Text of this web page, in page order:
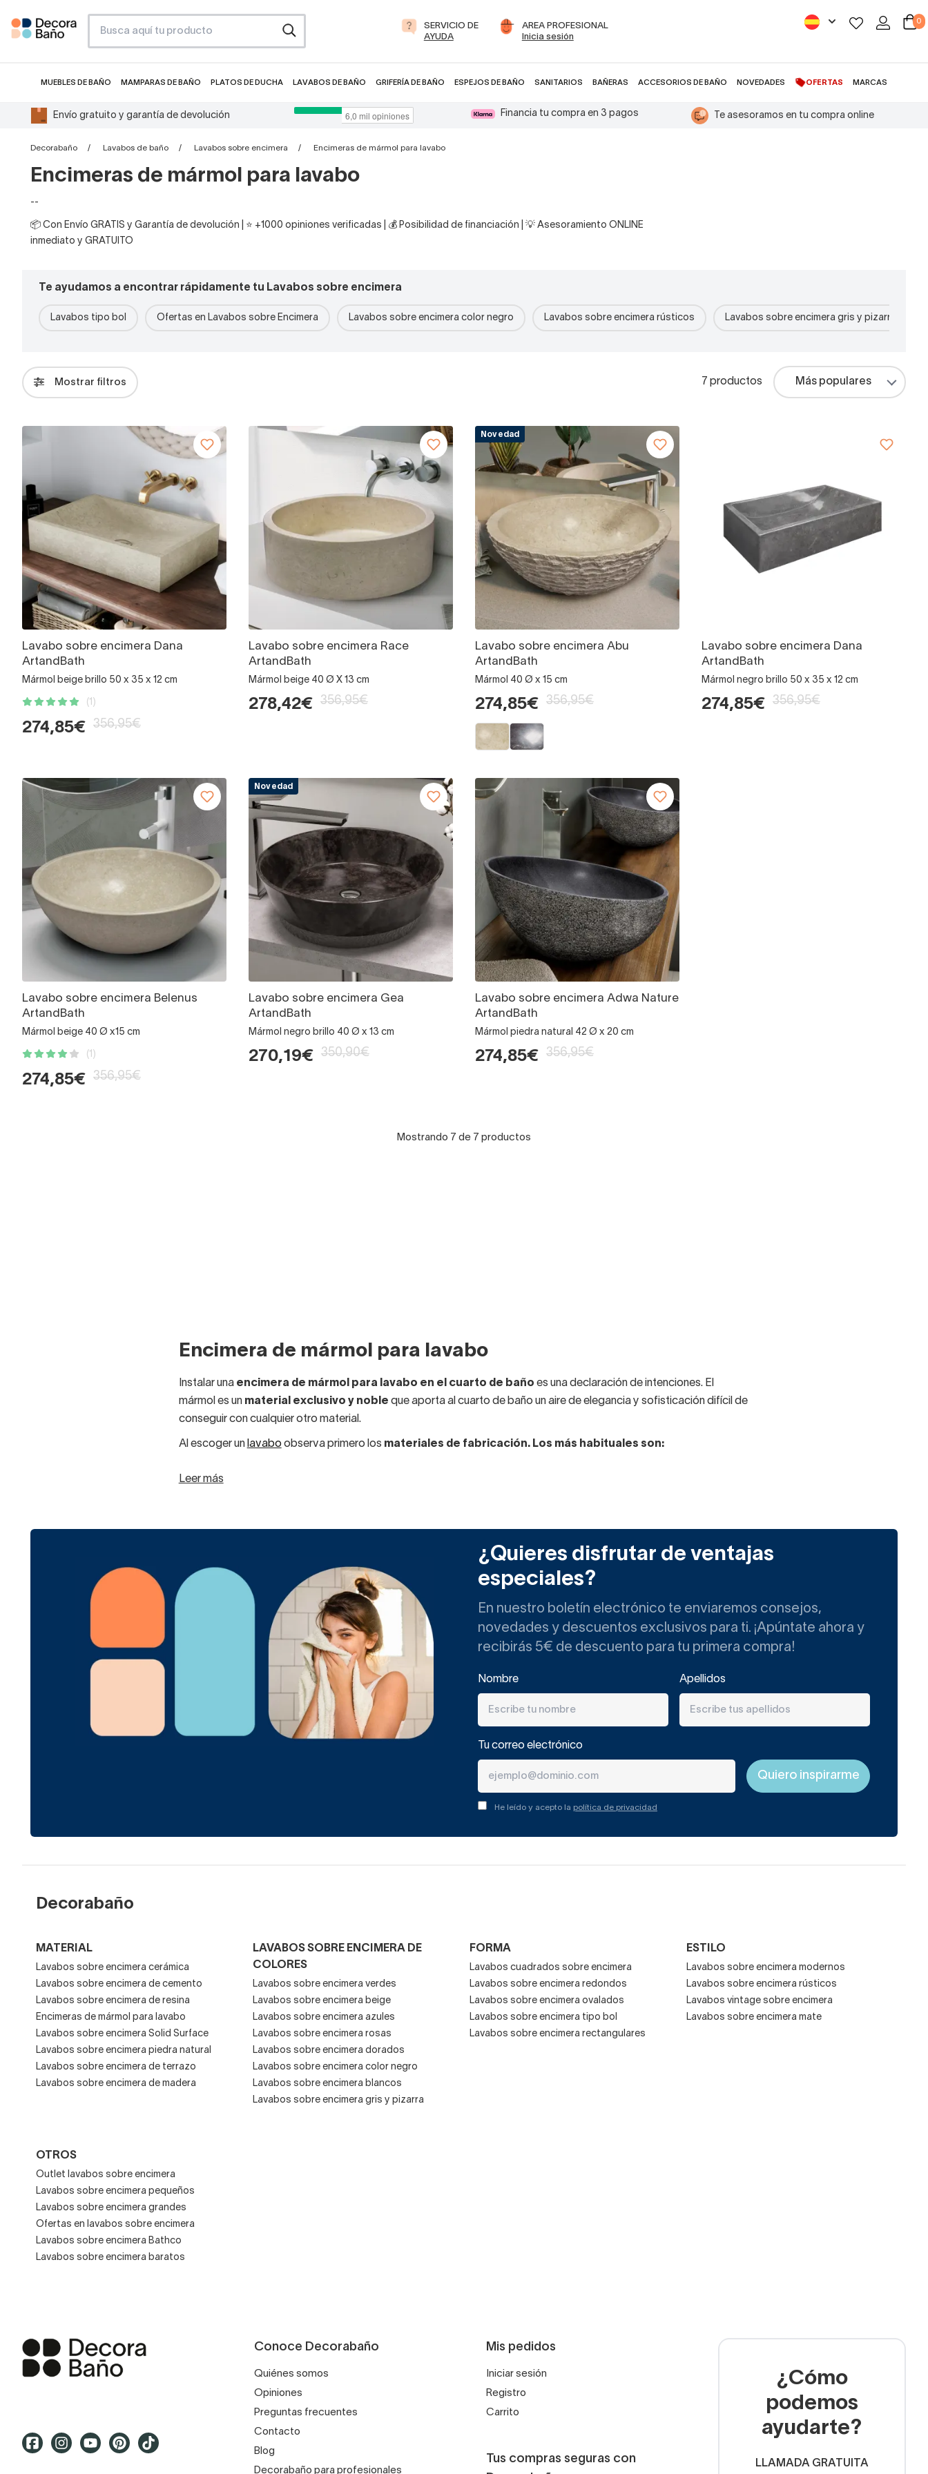
SERVICIO DE
AYUDA
AREA PROFESIONAL
Inicia sesión
0
MUEBLES DE BAÑO MAMPARAS DE BAÑO PLATOS DE DUCHA LAVABOS DE BAÑO GRIFERÍA DE BAÑO ESPEJOS DE BAÑO SANITARIOS BAÑERAS ACCESORIOS DE BAÑO NOVEDADES OFERTAS MARCAS
Envío gratuito y garantía de devolución Financia tu compra en 3 pagos Te asesoramos en tu compra online
Decorabaño Lavabos de baño Lavabos sobre encimera Encimeras de mármol para lavabo
Encimeras de mármol para lavabo
--
📦 Con Envío GRATIS y Garantía de devolución | ⭐ +1000 opiniones verificadas | 💰 Posibilidad de financiación | 💡 Asesoramiento ONLINE
inmediato y GRATUITO
Te ayudamos a encontrar rápidamente tu Lavabos sobre encimera
Lavabos tipo bol Ofertas en Lavabos sobre Encimera Lavabos sobre encimera color negro Lavabos sobre encimera rústicos Lavabos sobre encimera gris y pizarra
Mostrar filtros 7 productos
Lavabo sobre encimera Dana
ArtandBath
Mármol beige brillo 50 x 35 x 12 cm
(1)
274,85€ 356,95€
Lavabo sobre encimera Race
ArtandBath
Mármol beige 40 Ø X 13 cm
278,42€ 356,95€
Novedad
Lavabo sobre encimera Abu
ArtandBath
Mármol 40 Ø x 15 cm
274,85€ 356,95€
Lavabo sobre encimera Dana
ArtandBath
Mármol negro brillo 50 x 35 x 12 cm
274,85€ 356,95€
Lavabo sobre encimera Belenus
ArtandBath
Mármol beige 40 Ø x15 cm
(1)
274,85€ 356,95€
Novedad
Lavabo sobre encimera Gea
ArtandBath
Mármol negro brillo 40 Ø x 13 cm
270,19€ 350,90€
Lavabo sobre encimera Adwa Nature
ArtandBath
Mármol piedra natural 42 Ø x 20 cm
274,85€ 356,95€
Mostrando 7 de 7 productos
Encimera de mármol para lavabo
Instalar una encimera de mármol para lavabo en el cuarto de baño es una declaración de intenciones. El
mármol es un material exclusivo y noble que aporta al cuarto de baño un aire de elegancia y sofisticación difícil de
conseguir con cualquier otro material.
Al escoger un lavaboobserva primero los materiales de fabricación. Los más habituales son:
Lavabos de cristal : Frágiles y algo más difíciles de mantener, están muy codiciados porque se fabrican en
distintos colores y son muy delicados.
Lavabos de piedra o mármol: Muy distinguidos, son los favoritos de los clientes más exigentes. Aportan
diferenciación, aunque hay que estar pendiente de su mantenimiento, puesto que son más susceptibles al
desgaste y las manchas.
¿Cómo escoger entre todas las encimeras de mármol?
Cuando hablamos de una encimera de mármol para lavabo, nos referimos a
colocar un lavabo de mármol sobre
, los lavabos de mármolestán pensados para lucir
sobre una encimera que lo destaque, por ello la mayoría van sobrepuestos o apoyados.
Leer más
¿Quieres disfrutar de ventajas
especiales?
En nuestro boletín electrónico te enviaremos consejos,
novedades y descuentos exclusivos para ti. ¡Apúntate ahora y
recibirás 5€ de descuento para tu primera compra!
Nombre Apellidos
Tu correo electrónico
He leído y acepto la política de privacidad
Decorabaño
MATERIAL
Lavabos sobre encimera cerámica
Lavabos sobre encimera de cemento
Lavabos sobre encimera de resina
Encimeras de mármol para lavabo
Lavabos sobre encimera Solid Surface
Lavabos sobre encimera piedra natural
Lavabos sobre encimera de terrazo
Lavabos sobre encimera de madera
LAVABOS SOBRE ENCIMERA DE
COLORES
Lavabos sobre encimera verdes
Lavabos sobre encimera beige
Lavabos sobre encimera azules
Lavabos sobre encimera rosas
Lavabos sobre encimera dorados
Lavabos sobre encimera color negro
Lavabos sobre encimera blancos
Lavabos sobre encimera gris y pizarra
FORMA
Lavabos cuadrados sobre encimera
Lavabos sobre encimera redondos
Lavabos sobre encimera ovalados
Lavabos sobre encimera tipo bol
Lavabos sobre encimera rectangulares
ESTILO
Lavabos sobre encimera modernos
Lavabos sobre encimera rústicos
Lavabos vintage sobre encimera
Lavabos sobre encimera mate
OTROS
Outlet lavabos sobre encimera
Lavabos sobre encimera pequeños
Lavabos sobre encimera grandes
Ofertas en lavabos sobre encimera
Lavabos sobre encimera Bathco
Lavabos sobre encimera baratos
Conoce Decorabaño
Quiénes somos
Opiniones
Preguntas frecuentes
Contacto
Blog
Decorabaño para profesionales
Mis pedidos
Iniciar sesión
Registro
Carrito
Tus compras seguras con
¿Cómo
podemos
ayudarte?
LLAMADA GRATUITA